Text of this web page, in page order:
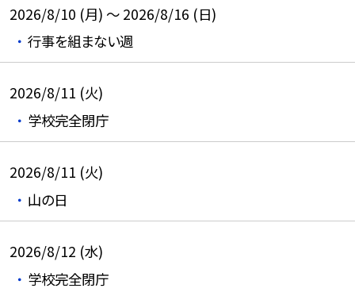
2026/8/10 (月) ～ 2026/8/16 (日)
行事を組まない週
2026/8/11 (火)
学校完全閉庁
2026/8/11 (火)
山の日
2026/8/12 (水)
学校完全閉庁